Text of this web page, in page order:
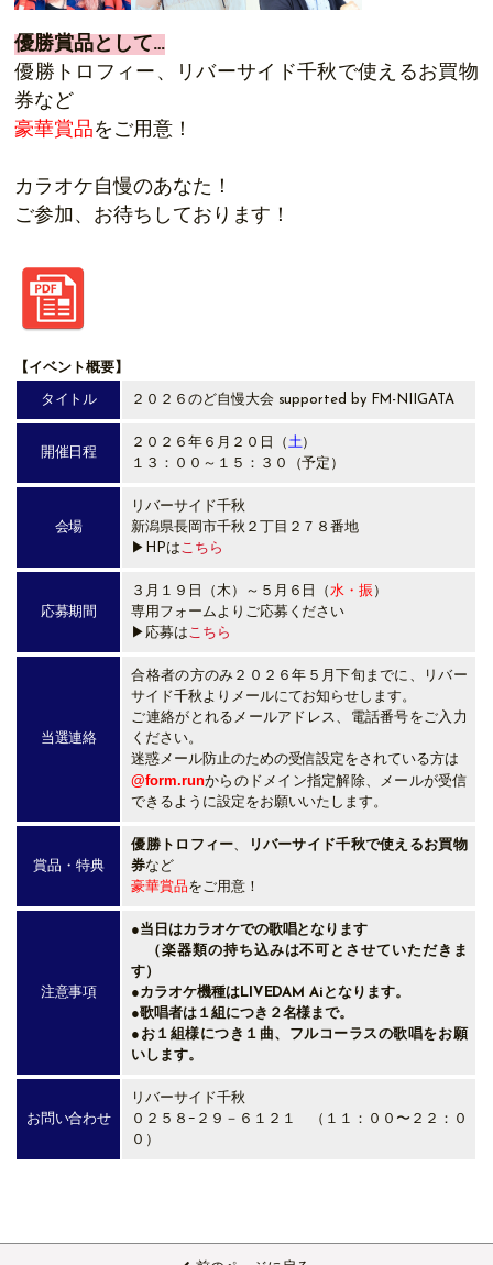
優勝賞品として…
優勝トロフィー、リバーサイド千秋で使えるお買物
券など
豪華賞品をご用意！
カラオケ自慢のあなた！
ご参加、お待ちしております！
【イベント概要】
タイトル ２０２６のど自慢大会 supported by FM-NIIGATA
開催日程
２０２６年６月２０日（土）
１３：００～１５：３０（予定）
会場
リバーサイド千秋
新潟県長岡市千秋２丁目２７８番地
▶HPはこちら
応募期間
３月１９日（木）～５月６日（水・振 ）
専用フォームよりご応募ください
▶応募はこちら
当選連絡
合格者の方のみ２０２６年５月下旬までに、リバー
サイド千秋よりメールにてお知らせします。
ご連絡がとれるメールアドレス、電話番号をご入力
ください。
迷惑メール防止のための受信設定をされている方は
@form.runからのドメイン指定解除、メールが受信
できるように設定をお願いいたします。
賞品・特典
優勝トロフィー、
リバーサイド千秋で使えるお買物
券など
豪華賞品をご用意！
注意事項
●当日はカラオケでの歌唱となります
（楽器類の持ち込みは不可とさせていただきま
す）
●カラオケ機種はLIVEDAM Aiとなります。
●歌唱者は１組につき２名様まで。
●お１組様につき１曲、フルコーラスの歌唱をお願
いします。
お問い合わせ
リバーサイド千秋
０２５８ｰ２９－６１２１ （１１：００〜２２：０
０）